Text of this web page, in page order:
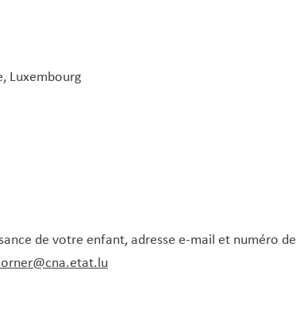
Luxembourg
de votre enfant, adresse e-mail et numéro de